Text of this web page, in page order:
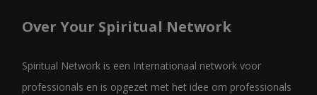
Over Your Spiritual Network
Spiritual Network is een Internationaal network voor
professionals en is opgezet met het idee om professionals